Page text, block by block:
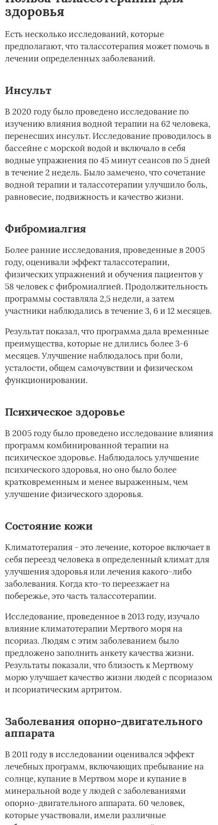
здоровья
Есть несколько исследований, которые
предполагают, что талассотерапия может помочь в
лечении определенных заболеваний.
Инсульт
В 2020 году было проведено исследование по
изучению влияния водной терапии на 62 человека,
перенесших инсульт. Исследование проводилось в
бассейне с морской водой и включало в себя
водные упражнения по 45 минут сеансов по 5 дней
в течение 2 недель. Было замечено, что сочетание
водной терапии и талассотерапии улучшило боль,
равновесие, подвижность и качество жизни.
Фибромиалгия
Более ранние исследования, проведенные в 2005
году, оценивали эффект талассотерапии,
физических упражнений и обучения пациентов у
58 человек с фибромиалгией. Продолжительность
программы составляла 2,5 недели, а затем
участники наблюдались в течение 3, 6 и 12 месяцев.
Результат показал, что программа дала временные
преимущества, которые не длились более 3-6
месяцев. Улучшение наблюдалось при боли,
усталости, общем самочувствии и физическом
функционировании.
Психическое здоровье
В 2005 году было проведено исследование влияния
программ комбинированной терапии на
психическое здоровье. Наблюдалось улучшение
психического здоровья, но оно было более
кратковременным и менее выраженным, чем
улучшение физического здоровья.
Состояние кожи
Климатотерапия - это лечение, которое включает в
себя переезд человека в определенный климат для
улучшения здоровья или лечения какого-либо
заболевания. Когда кто-то переезжает на
побережье, это часть талассотерапии.
Исследование, проведенное в 2013 году, изучало
влияние климатотерапии Мертвого моря на
псориаз. Людям с этим заболеванием было
предложено заполнить анкету качества жизни.
Результаты показали, что близость к Мертвому
морю улучшает качество жизни людей с псориазом
и псориатическим артритом.
Заболевания опорно-двигательного
аппарата
В 2011 году в исследовании оценивался эффект
лечебных программ, включающих пребывание на
солнце, купание в Мертвом море и купание в
минеральной воде у людей с заболеваниями
опорно-двигательного аппарата. 60 человек,
которые участвовали, имели различные